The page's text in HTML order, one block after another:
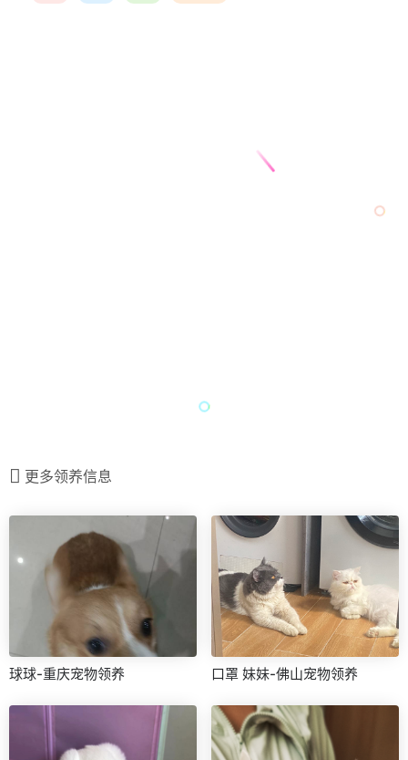
更多领养信息
球球-重庆宠物领养 口罩 妹妹-佛山宠物领养